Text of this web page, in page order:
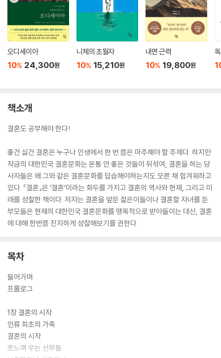
오디세이아
10% 24,300원
니체의 초월자
10% 15,210원
내면 근력
10% 19,800원
책소개
결혼도 공부해야 한다!
좋건 싫건 결혼은 누구나 인생에서 한 번 쯤은 마주해야 할 주제다. 하지만
작금의 대한민국 결혼문화는 온통 안 좋은 것들이 뒤섞여, 결혼을 하는 당
사자들은 왜 그와 같은 결혼문화를 답습해야하는지도 모른 채 힘겨워하고
있다. 『결혼』은 ‘결혼’이라는 화두를 가지고 결혼의 역사와 현재, 그리고 미
래를 성찰한 책이다. 저자는 결혼을 앞둔 젊은이들이나 결혼할 자녀를 둔
부모들은 현재의 대한민국 결혼문화를 맹목적으로 받아들이는 대신, 결혼
에 대해 한번쯤 진지하게 성찰해보기를 권한다.
목차
들어가며
프롤로그
1장 결혼의 시작
인류 최초의 가족
결혼의 시작
흐느껴 우는 신부들